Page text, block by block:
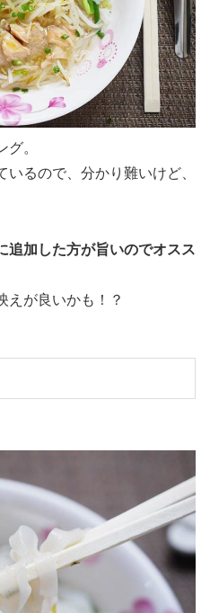
。
るので、分かり難いけど、
追加した方が旨いのでオスス
えが良いかも！？